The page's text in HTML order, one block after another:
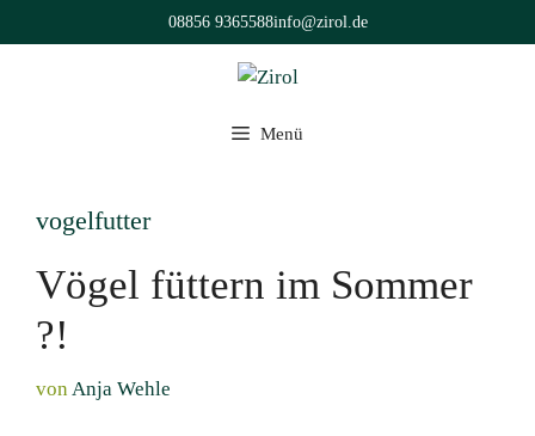
Inhalt
08856 9365588info@zirol.de
Menü
vogelfutter
Vögel füttern im Sommer
?!
von Anja Wehle